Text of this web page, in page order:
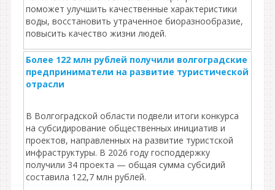
поможет улучшить качественные характеристики
воды, восстановить утраченное биоразнообразие,
повысить качество жизни людей.
Более 122 млн рублей получили волгоградские
предприниматели на развитие туристической
отрасли
В Волгоградской области подвели итоги конкурса
на субсидирование общественных инициатив и
проектов, направленных на развитие туристской
инфраструктуры. В 2026 году господдержку
получили 34 проекта — общая сумма субсидий
составила 122,7 млн рублей.